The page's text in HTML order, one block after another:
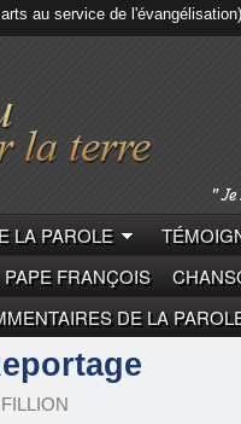
au service de l'évangélisation)
LA PAROLE
PAPE FRANÇOIS
DE LA